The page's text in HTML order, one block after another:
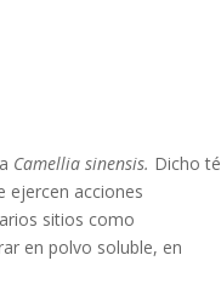
Camellia sinensis. Dicho té
ejercen acciones
sitios como
en polvo soluble, en